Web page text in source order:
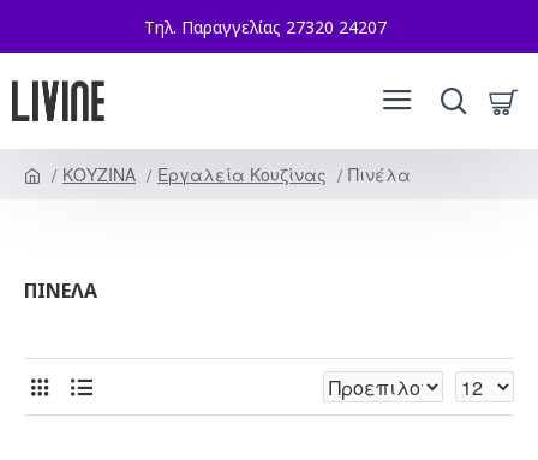
Τηλ. Παραγγελίας 27320 24207
ΚΟΥΖΙΝΑ Εργαλεία Κουζίνας Πινέλα
ΠΙΝΈΛΑ